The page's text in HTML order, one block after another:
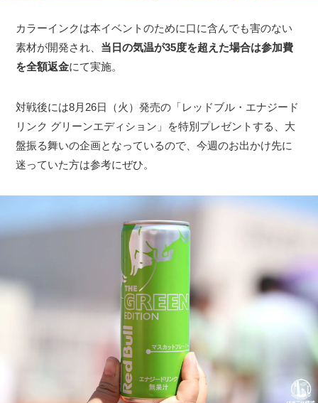
カラーインクは本イベントのために口に含んでも害のない
素材が開発され、 当日の気温が35度を超えた場合は参加費
を全額返金にて実施。
対戦後には8月26日（火）発売の「レッドブル・エナジード
リンク グリーンエディション」を特別プレゼントする、大
盤振る舞いの企画となっているので、今週のお出かけ先に
迷っていた方は参考にぜひ。